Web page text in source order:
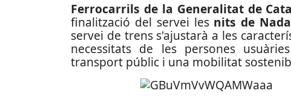
Ferrocarrils de la Generalitat de
finalització del servei les nits de
servei de trens s'ajustarà a les
necessitats de les persones
transport públic i una mobilitat